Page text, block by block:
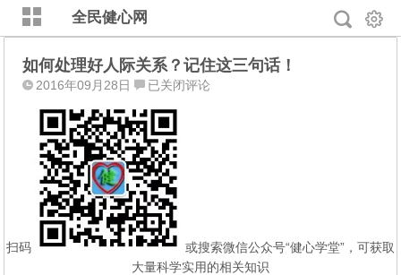
全民健心网
如何处理好人际关系？记住这三句话！
2016年09月28日
如
处
理
好
人
际
关
系？
记
已关闭评论
扫码
或搜索微信公众号“健心学堂”，可获取
大量科学实用的相关知识